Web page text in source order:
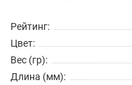
Рейтинг:
Цвет:
Вес (гр):
Длина (мм):